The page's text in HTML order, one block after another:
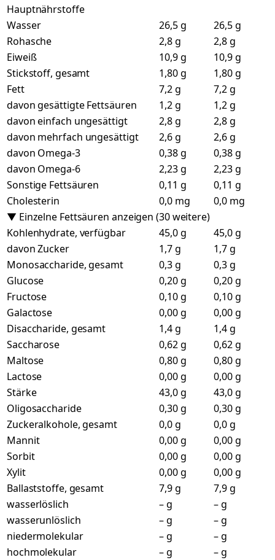
Hauptnährstoffe
Wasser
26,5 g
26,5 g
Rohasche
2,8 g
2,8 g
Eiweiß
10,9 g
10,9 g
Stickstoff, gesamt
1,80 g
1,80 g
Fett
7,2 g
7,2 g
davon gesättigte Fettsäuren
1,2 g
1,2 g
davon einfach ungesättigt
2,8 g
2,8 g
davon mehrfach ungesättigt
2,6 g
2,6 g
davon Omega-3
0,38 g
0,38 g
davon Omega-6
2,23 g
2,23 g
Sonstige Fettsäuren
0,11 g
0,11 g
Cholesterin
0,0 mg
0,0 mg
▼ Einzelne Fettsäuren anzeigen (30 weitere)
Kohlenhydrate, verfügbar
45,0 g
45,0 g
davon Zucker
1,7 g
1,7 g
Monosaccharide, gesamt
0,3 g
0,3 g
Glucose
0,20 g
0,20 g
Fructose
0,10 g
0,10 g
Galactose
0,00 g
0,00 g
Disaccharide, gesamt
1,4 g
1,4 g
Saccharose
0,62 g
0,62 g
Maltose
0,80 g
0,80 g
Lactose
0,00 g
0,00 g
Stärke
43,0 g
43,0 g
Oligosaccharide
0,30 g
0,30 g
Zuckeralkohole, gesamt
0,0 g
0,0 g
Mannit
0,00 g
0,00 g
Sorbit
0,00 g
0,00 g
Xylit
0,00 g
0,00 g
Ballaststoffe, gesamt
7,9 g
7,9 g
wasserlöslich
– g
– g
wasserunlöslich
– g
– g
niedermolekular
– g
– g
hochmolekular
– g
– g